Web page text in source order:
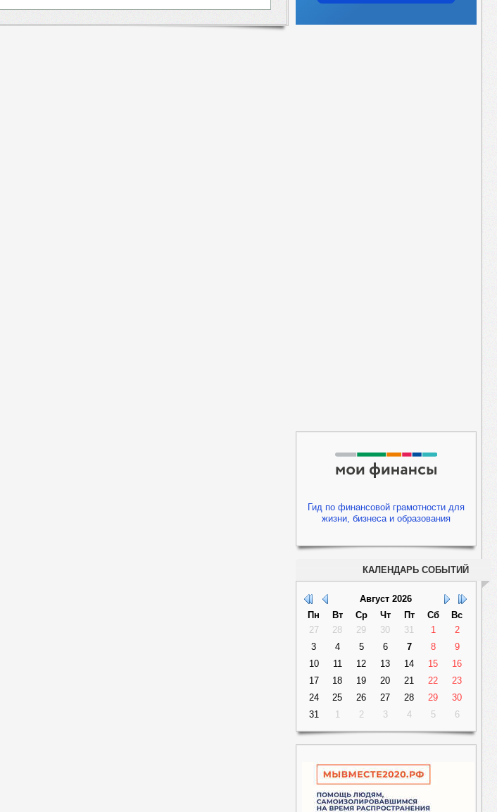
Гид по финансовой грамотности для
жизни, бизнеса и образования
КАЛЕНДАРЬ СОБЫТИЙ
Август 2026
Пн
Вт Ср Чт Пт Сб
Вс
27
28 29 30 31 1
2
3
4 5 6 7 8
9
10
11 12 13 14 15
16
17
18 19 20 21 22
23
24
25 26 27 28 29
30
31
1 2 3 4 5 6